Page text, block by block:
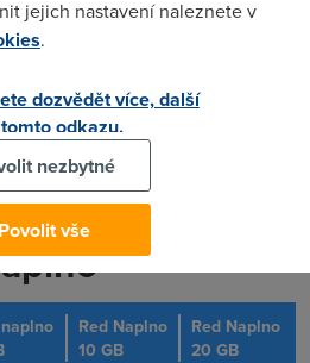
zdarma a pro zákazníky s
nefiremní zákazníky, a dodává:
rok nabízíme neomezený
499 Kč. S tarify Red Naplno
která teď uspokojí jak
tak i podnikatele
Red Naplno
10 GB
Red Naplno
20 GB
jejich nastavení naleznete v
.
dozvědět více, další
odkazu.
nezbytné
Povolit vše